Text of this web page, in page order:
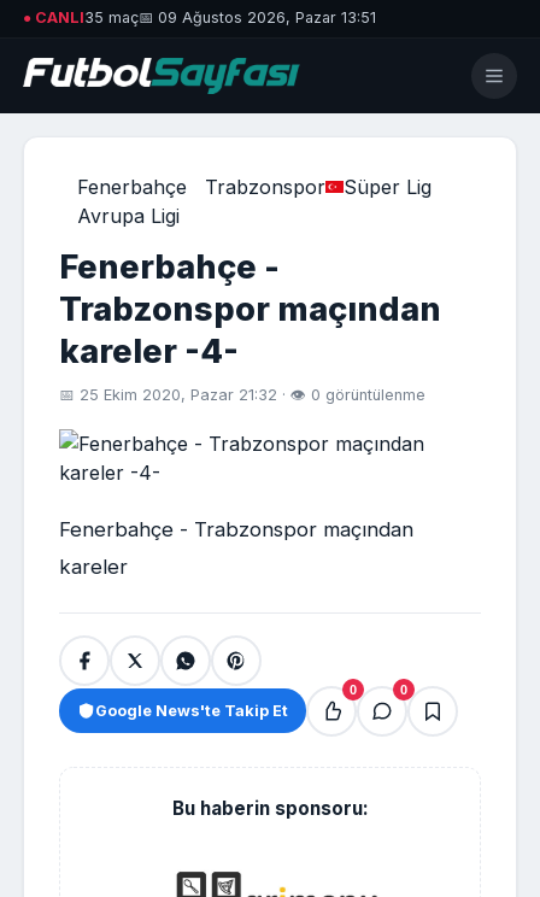
● CANLI35 maç📅 09 Ağustos 2026, Pazar 13:51
Fenerbahçe Trabzonspor
Süper Lig
Avrupa Ligi
Fenerbahçe -
Trabzonspor maçından
kareler -4-
📅 25 Ekim 2020, Pazar 21:32 · 👁 0 görüntülenme
Fenerbahçe - Trabzonspor maçından
kareler
Google News'te Takip Et
0 0
Bu haberin sponsoru: